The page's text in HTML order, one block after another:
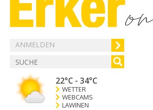
ANMELDEN
22°C - 34°C
WETTER
WEBCAMS
LAWINEN